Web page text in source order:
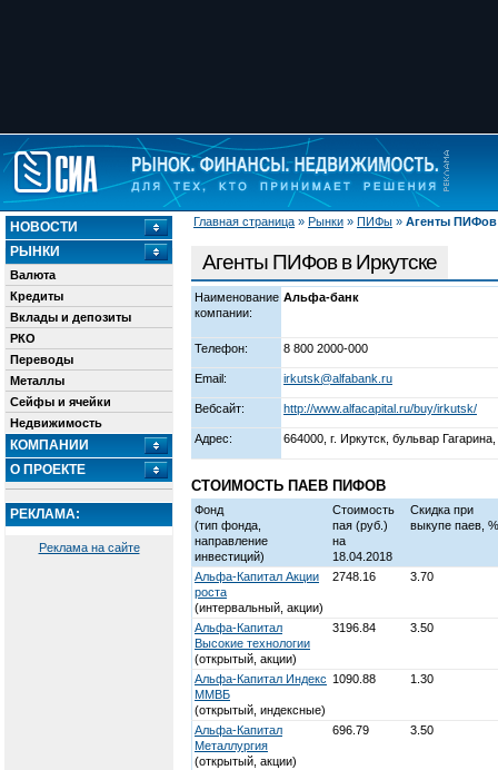
Главная страница » Рынки » ПИФы » Агенты ПИФов
НОВОСТИ
РЫНКИ
Валюта
Кредиты
Вклады и депозиты
РКО
Переводы
Металлы
Сейфы и ячейки
Недвижимость
КОМПАНИИ
О ПРОЕКТЕ
РЕКЛАМА:
Реклама на сайте
Агенты ПИФов в Иркутске
Наименование
компании:
Альфа-банк
Телефон: 8 800 2000-000
Email: irkutsk@alfabank.ru
Вебсайт: http://www.alfacapital.ru/buy/irkutsk/
Адрес: 664000, г. Иркутск, бульвар
СТОИМОСТЬ ПАЕВ ПИФОВ
Фонд
(тип фонда,
направление
инвестиций)
Стоимость
пая (руб.)
на
18.04.2018
Скидка при
выкупе паев, %
Альфа-Капитал Акции
роста
(интервальный, акции)
2748.16 3.70
Альфа-Капитал
Высокие технологии
(открытый, акции)
3196.84 3.50
Альфа-Капитал Индекс
ММВБ
(открытый, индексные)
1090.88 1.30
Альфа-Капитал
Металлургия
(открытый, акции)
696.79 3.50